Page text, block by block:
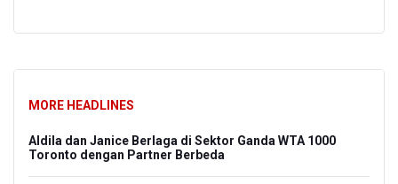
MORE HEADLINES
Aldila dan Janice Berlaga di Sektor Ganda WTA 1000
Toronto dengan Partner Berbeda